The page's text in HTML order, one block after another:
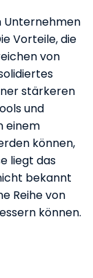
Unternehmen
Vorteile, die
von
stärkeren
und
einem
können,
liegt das
bekannt
Reihe von
können.